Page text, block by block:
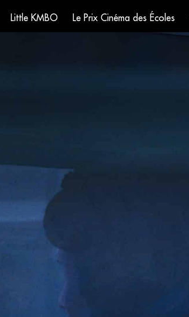
Little KMBO Le Prix Cinéma des Écoles